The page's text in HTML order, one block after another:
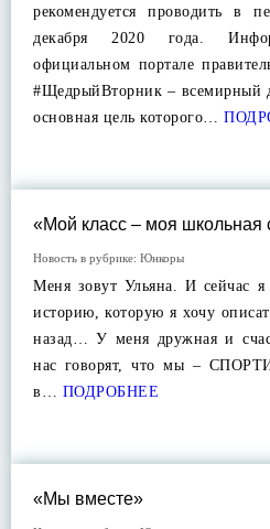
рекомендуется проводить в
декабря 2020 года.
официальном портале
#ЩедрыйВторник – всемирный
основная цель которого…
«Мой класс – моя школьная
Новость в рубрике: Юнкоры
Меня зовут Ульяна. И сейчас
историю, которую я хочу
назад… У меня дружная и
нас говорят, что мы –
в… ПОДРОБНЕЕ
«Мы вместе»